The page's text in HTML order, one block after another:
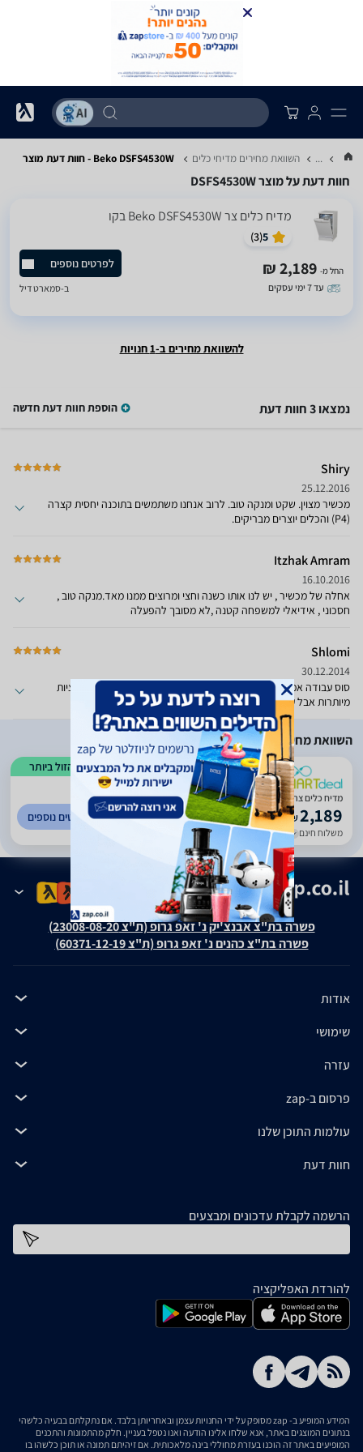
... השוואת מחירים מדיחי כלים Beko DSFS4530W - חוות דעת מוצר
חוות דעת על מוצר DSFS4530W
מדיח כלים ‏צר Beko DSFS4530W בקו
5
(
3
)
החל מ- 2,189 ₪
עד 7 ימי עסקים
לפרטים נוספים
ב-סמארט דיל
להשוואת מחירים ב-1 חנויות
נמצאו 3 חוות דעת הוספת חוות דעת חדשה
Shiry
25.12.2016
מכשיר מצוין. שקט ומנקה טוב. לרוב אנחנו משתמשים בתוכנה יחסית קצרה
(P4) והכלים יוצרים מבריקים.
Itzhak Amram
16.10.2016
אחלה של מכשיר , יש לנו אותו כשנה וחצי ומרוצים ממנו מאד.מנקה טוב ,
חסכוני , אידיאלי למשפחה קטנה ,לא מסובך להפעלה
Shlomi
30.12.2014
סוס עבודה אמתי במחיר שפוי. בדיוק מה שצריך לזוג צעיר - בלי פונקציות
מיותרות אבל עם איכות הדחה של דגמים יוקרתיים יותר
השוואת מחירים
הזול ביותר
4.67
935
)
מדיח כלים צר BEKO DSFS4530W
₪2,189
משלוח חינם עד 7 ימי עסקים
לפרטים נוספים
פשרה בת"צ אבנצ'יק נ' זאפ גרופ (ת"צ 23008-08-20)
פשרה בת"צ כהנים נ' זאפ גרופ (ת"צ 60371-12-19)
אודות
שימושי
עזרה
פרסום ב-zap
עולמות התוכן שלנו
חוות דעת
הרשמה לקבלת עדכונים ומבצעים
להורדת האפליקציה
המידע המופיע ב- zap מסופק על ידי החנויות עצמן ובאחריותן בלבד. אם נתקלתם בבעיה כלשהי
בנתונים המוצגים באתר, אנא שלחו אלינו הודעה ואנו נטפל בעניין. חלק מהתמונות והתכנים
המופיעים באתר זה הוכנו בעזרת מחוללי בינה מלאכותית. אם זיהיתם תמונה או תוכן כלשהו בו